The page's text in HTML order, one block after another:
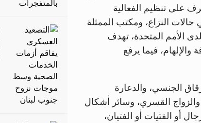
يُشرف على تنظيم الفعالية
النزاع، ومكتب الممثلة
لدى الأمم المتحدة، تهدف
فيما يرفع
الجنسي، والدعارة
القسري، وسائر أشكال
أو الفتيات أو الفتيان،